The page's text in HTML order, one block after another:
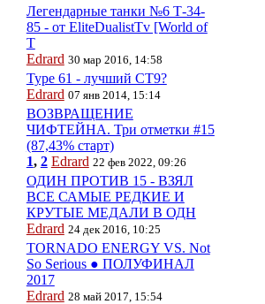
Легендарные танки №6 Т-34-
85 - от EliteDualistTv [World of
T
Edrard 30 мар 2016, 14:58
Type 61 - лучший СТ9?
Edrard 07 янв 2014, 15:14
ВОЗВРАЩЕНИЕ
ЧИФТЕЙНА. Три отметки #15
(87,43% старт)
1, 2 Edrard 22 фев 2022, 09:26
ОДИН ПРОТИВ 15 - ВЗЯЛ
ВСЕ САМЫЕ РЕДКИЕ И
КРУТЫЕ МЕДАЛИ В ОДН
Edrard 24 дек 2016, 10:25
TORNADO ENERGY VS. Not
So Serious ● ПОЛУФИНАЛ
2017
Edrard 28 май 2017, 15:54